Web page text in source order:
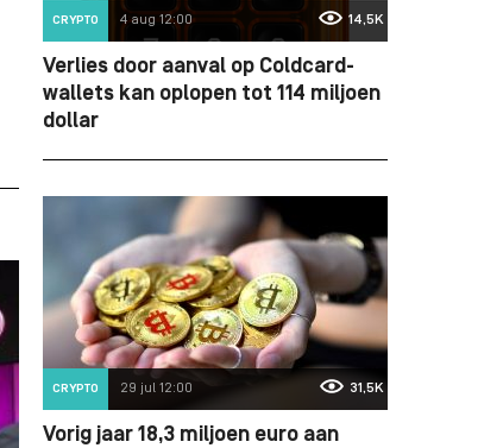
CRYPTO 4 aug 12:00 14,5K
Verlies door aanval op Coldcard-
wallets kan oplopen tot 114 miljoen
dollar
CRYPTO 29 jul 12:00 31,5K
Vorig jaar 18,3 miljoen euro aan